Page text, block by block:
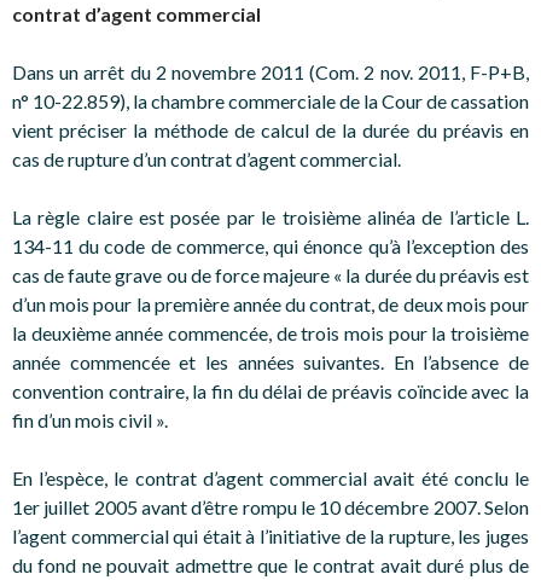
contrat d’agent commercial
Dans un arrêt du 2 novembre 2011 (Com. 2 nov. 2011, F-P+B,
n° 10-22.859), la chambre commerciale de la Cour de cassation
vient préciser la méthode de calcul de la durée du préavis en
cas de rupture d’un contrat d’agent commercial.
La règle claire est posée par le troisième alinéa de l’article L.
134-11 du code de commerce, qui énonce qu’à l’exception des
cas de faute grave ou de force majeure « la durée du préavis est
d’un mois pour la première année du contrat, de deux mois pour
la deuxième année commencée, de trois mois pour la troisième
année commencée et les années suivantes. En l’absence de
convention contraire, la fin du délai de préavis coïncide avec la
fin d’un mois civil ».
En l’espèce, le contrat d’agent commercial avait été conclu le
1er juillet 2005 avant d’être rompu le 10 décembre 2007. Selon
l’agent commercial qui était à l’initiative de la rupture, les juges
du fond ne pouvait admettre que le contrat avait duré plus de